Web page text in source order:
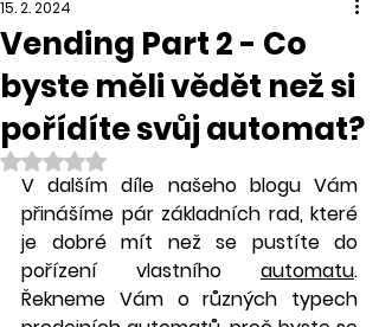
Vending Part 2 - Co
byste měli vědět než si
pořídíte svůj automat?
15. 2. 2024
Hodnoceno NaN z 5 hvězdiček.
V dalším díle našeho blogu Vám
přinášíme pár základních rad, které
je dobré mít než se pustíte do
pořízení vlastního automatu.
Řekneme Vám o různých typech